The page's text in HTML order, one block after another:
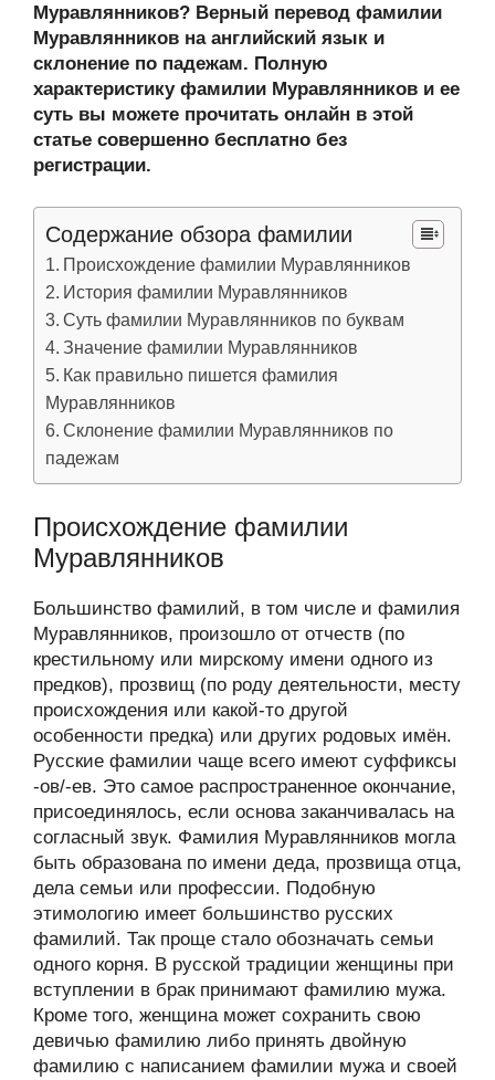
Муравлянников? Верный перевод фамилии
Муравлянников на английский язык и
склонение по падежам. Полную
характеристику фамилии Муравлянников и ее
суть вы можете прочитать онлайн в этой
статье совершенно бесплатно без
регистрации.
Содержание обзора фамилии
Происхождение фамилии Муравлянников
История фамилии Муравлянников
Суть фамилии Муравлянников по буквам
Значение фамилии Муравлянников
Как правильно пишется фамилия
Муравлянников
Склонение фамилии Муравлянников по
падежам
Происхождение фамилии
Муравлянников
Большинство фамилий, в том числе и фамилия
Муравлянников, произошло от отчеств (по
крестильному или мирскому имени одного из
предков), прозвищ (по роду деятельности, месту
происхождения или какой-то другой
особенности предка) или других родовых имён.
Русские фамилии чаще всего имеют суффиксы
-ов/-ев. Это самое распространенное окончание,
присоединялось, если основа заканчивалась на
согласный звук. Фамилия Муравлянников могла
быть образована по имени деда, прозвища отца,
дела семьи или профессии. Подобную
этимологию имеет большинство русских
фамилий. Так проще стало обозначать семьи
одного корня. В русской традиции женщины при
вступлении в брак принимают фамилию мужа.
Кроме того, женщина может сохранить свою
девичью фамилию либо принять двойную
фамилию с написанием фамилии мужа и своей